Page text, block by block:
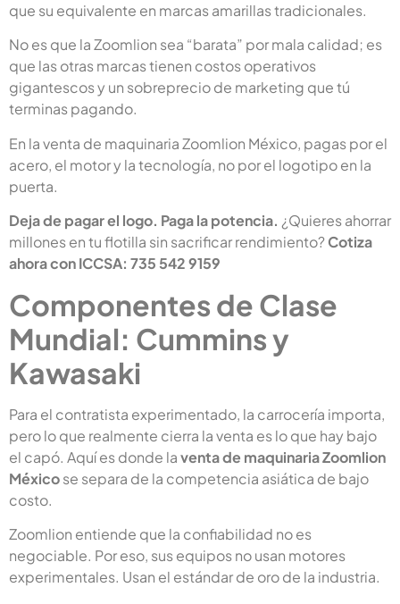
que su equivalente en marcas amarillas tradicionales.
No es que la Zoomlion sea “barata” por mala calidad; es
que las otras marcas tienen costos operativos
gigantescos y un sobreprecio de marketing que tú
terminas pagando.
En la venta de maquinaria Zoomlion México, pagas por el
acero, el motor y la tecnología, no por el logotipo en la
puerta.
Deja de pagar el logo. Paga la potencia. ¿Quieres ahorrar
millones en tu flotilla sin sacrificar rendimiento?Cotiza
ahora con ICCSA: 735 542 9159
Componentes de Clase
Mundial: Cummins y
Kawasaki
Para el contratista experimentado, la carrocería importa,
pero lo que realmente cierra la venta es lo que hay bajo
el capó. Aquí es donde laventa de maquinaria Zoomlion
Méxicose separa de la competencia asiática de bajo
costo.
Zoomlion entiende que la confiabilidad no es
negociable. Por eso, sus equipos no usan motores
experimentales. Usan el estándar de oro de la industria.